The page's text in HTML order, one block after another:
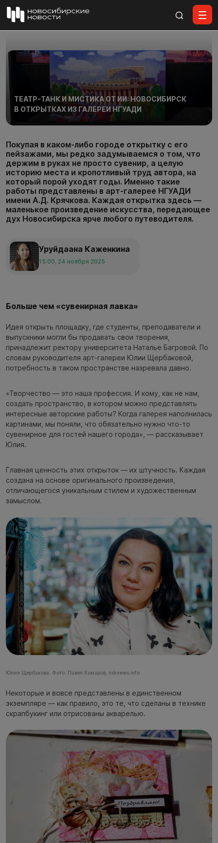
ТЕАТР-ТАНК И МИСТИКА ОТ ИИ: НОВОСИБИРСК
В ОТКРЫТКАХ ИЗ ГАЛЕРЕИ НГУАДИ
Покупая в каком-либо городе открытку c его
пейзажами, мы редко задумываемся о том, что
держим в руках не просто сувенир, а целую
историю места и кропотливый труд автора, на
который порой уходят годы. Именно такие
работы представлены в арт-галерее НГУАДИ
имени А.Д. Крячкова. Каждая открытка здесь —
маленькое произведение искусства, передающее
дух Новосибирска ярче любого путеводителя.
Уруйдаана Каженкина
15:00, 24 ноября 2025
Больше чем «сувенирная лавка»
Идея открыть площадку, где студенты, преподаватели и
выпускники могли бы продавать свои творения,
принадлежит ректору университета Наталье Багровой. По
словам руководителя арт-галереи Юлии Щербаковой,
потребность в таком пространстве назревала давно.
«Творчество — это наша профессия. И кому, как не нам,
создать пространство, в котором можно представлять
интересные авторские работы? Когда галерея наполнилась
картинами, мы поняли, что обязательно нужно что-то
сувенирное для гостей нашего города», — рассказывает
Юлия.
Главная ценность этих открыток — их штучность. Каждая
создана на основе оригинального произведения,
отличающегося уникальным стилем и художественным
замыслом.
Юлия Щербакова. Фото: Павел Комаров, nsknews.info
Некоторые и вовсе представлены в единственном
экземпляре — как правило, это те, что сделаны в технике
скрапбукинг или отрисованы акварелью.